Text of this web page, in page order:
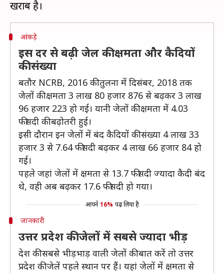
आंकड़े
इस दर से बढ़ी जेल की क्षमता और कैदियों
की संख्या
बतौर NCRB, 2016 की तुलना में दिसंबर, 2018 तक
जेलों की क्षमता 3 लाख 80 हजार 876 से बढ़कर 3 लाख
96 हजार 223 हो गई। यानी जेलों की क्षमता में 4.03
फीसदी की बढ़ोतरी हुई।
इसी दौरान इन जेलों में बंद कैदियों की संख्या 4 लाख 33
हजार 3 से 7.64 फीसदी बढ़कर 4 लाख 66 हजार 84 हो
गई।
पहले जहां जेलों में क्षमता से 13.7 फीसदी ज्यादा कैदी बंंद
थे, वही अब बढ़कर 17.6 फीसदी हो गया।
आपने 16% पढ़ लिया है
जानकारी
उत्तर प्रदेश की जेलों में सबसे ज्यादा भीड़
देश की सबसे भीड़भाड़ वाली जेलों की बात करें तो उत्तर
प्रदेश की जेलें पहले स्थान पर हैं। यहां जेलों में क्षमता से